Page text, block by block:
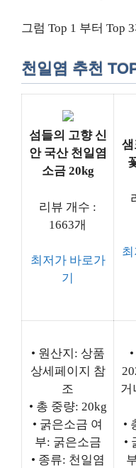
그럼 Top 1 부터 Top
천일염 추천
섬들의 고향 신
안 국산 천일염
소금 20kg
리뷰 개수 :
1663개
최저가 바로가
기
• 원산지: 상품
상세페이지 참
조
• 총 중량: 20kg
• 굵은소금 여
부: 굵은소금
• 종류: 천일염
거
•
•